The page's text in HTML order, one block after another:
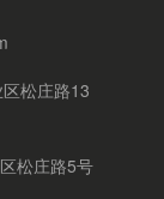
松庄路13
松庄路5号